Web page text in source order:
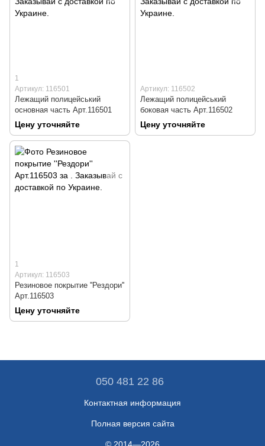
1
Артикул: 116501
Лежащий полицейський
основная часть Арт.116501
Цену уточняйте
Артикул: 116502
Лежащий полицейський
боковая часть Арт.116502
Цену уточняйте
1
Артикул: 116503
Резиновое покрытие ''Рездори''
Арт.116503
Цену уточняйте
050 481 22 86
Контактная информация
Полная версия сайта
© 2014—2026